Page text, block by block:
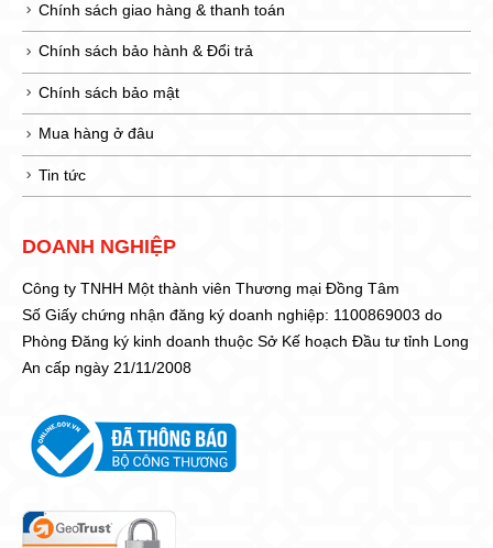
Chính sách giao hàng & thanh toán
Chính sách bảo hành & Đổi trả
Chính sách bảo mật
Mua hàng ở đâu
Tin tức
DOANH NGHIỆP
Công ty TNHH Một thành viên Thương mại Đồng Tâm
Số Giấy chứng nhận đăng ký doanh nghiệp: 1100869003 do
Phòng Đăng ký kinh doanh thuộc Sở Kế hoạch Đầu tư tỉnh Long
An cấp ngày 21/11/2008